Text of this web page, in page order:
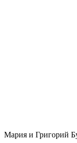
Мария и Григорий